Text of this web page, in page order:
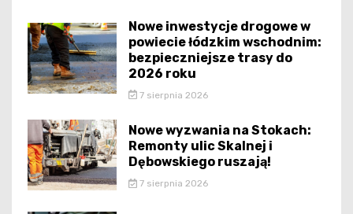
Nowe inwestycje drogowe w
powiecie łódzkim wschodnim:
bezpieczniejsze trasy do
2026 roku
7 sierpnia 2026
Nowe wyzwania na Stokach:
Remonty ulic Skalnej i
Dębowskiego ruszają!
7 sierpnia 2026